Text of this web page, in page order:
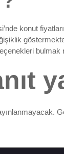
konut
bulmak